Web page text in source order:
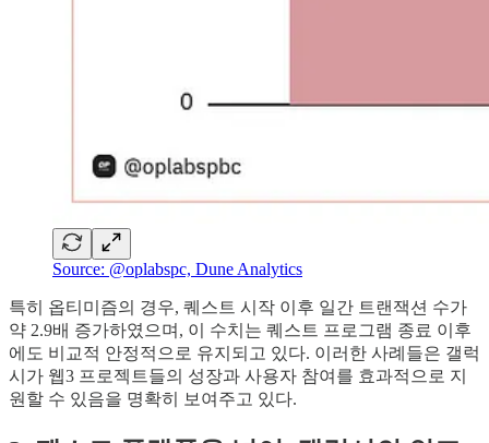
Source: @oplabspc, Dune Analytics
특히 옵티미즘의 경우, 퀘스트 시작 이후 일간 트랜잭션 수가
약 2.9배 증가하였으며, 이 수치는 퀘스트 프로그램 종료 이후
에도 비교적 안정적으로 유지되고 있다. 이러한 사례들은 갤럭
시가 웹3 프로젝트들의 성장과 사용자 참여를 효과적으로 지
원할 수 있음을 명확히 보여주고 있다.